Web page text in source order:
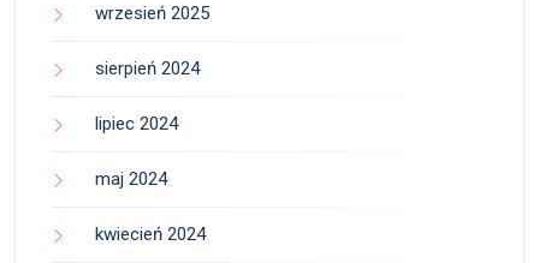
wrzesień 2025
sierpień 2024
lipiec 2024
maj 2024
kwiecień 2024